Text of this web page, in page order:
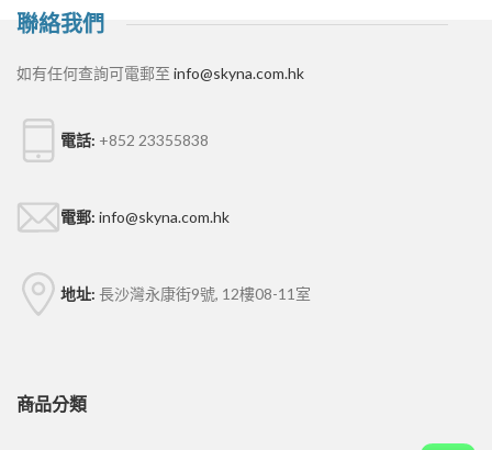
聯絡我們
如有任何查詢可電郵至 info@skyna.com.hk
電話: +852 23355838
電郵: info@skyna.com.hk
地址: 長沙灣永康街9號, 12樓08-11室
商品分類